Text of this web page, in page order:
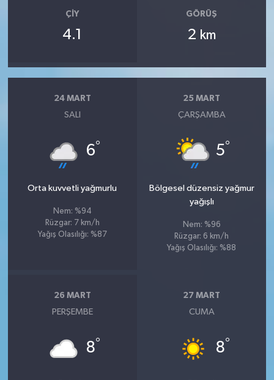
ÇIY
4.1
GÖRÜŞ
2 km
24 MART
SALI
6°
Orta kuvvetli yağmurlu
Nem: %94
Rüzgar: 7 km/h
Yağış Olasılığı: %87
25 MART
ÇARŞAMBA
5°
Bölgesel düzensiz yağmur
yağışlı
Nem: %96
Rüzgar: 6 km/h
Yağış Olasılığı: %88
26 MART
PERŞEMBE
8°
27 MART
CUMA
8°